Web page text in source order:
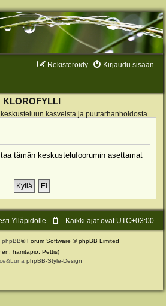
Kirjaudu sisään
Rekisteröidy
KLOROFYLLI
kasveista ja puutarhanhoidosta
tämän keskustelufoorumin asettamat
Kaikki ajat ovat UTC+03:00
Ylläpidolle
phpBB® Forum Software © phpBB Limited
harritapio, Pettis)
phpBB-Style-Design